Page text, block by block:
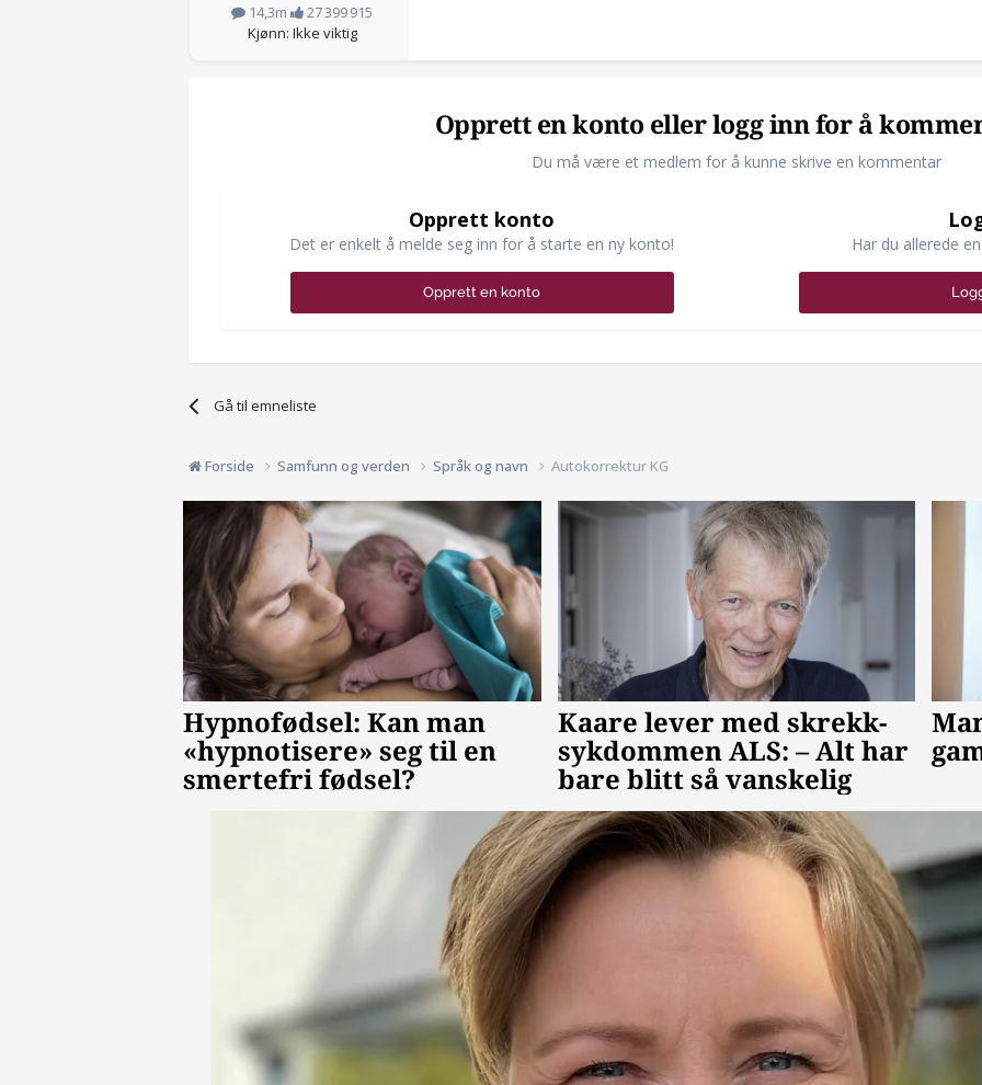
14,3m
27 399 915
Kjønn: Ikke viktig
Opprett en konto eller logg inn for å
Du må være et medlem for å kunne skrive en kommentar
Opprett konto
Det er enkelt å melde seg inn for å starte en ny konto!
Opprett en konto
Har du allerede
Gå til emneliste
Forside Samfunn og verden Språk og navn Autokorrektur KG